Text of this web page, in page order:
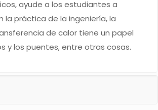
ayude a los estudiantes a
la práctica de la ingeniería, la
de calor tiene un papel
y los puentes, entre otras cosas.